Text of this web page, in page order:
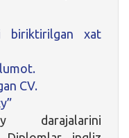
biriktirilgan xat
CV.
darajalarini